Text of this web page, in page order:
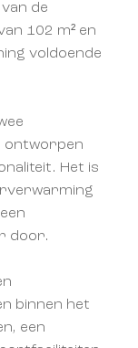
de
102 m² en
voldoende
ontworpen
Het is
door.
binnen het
een